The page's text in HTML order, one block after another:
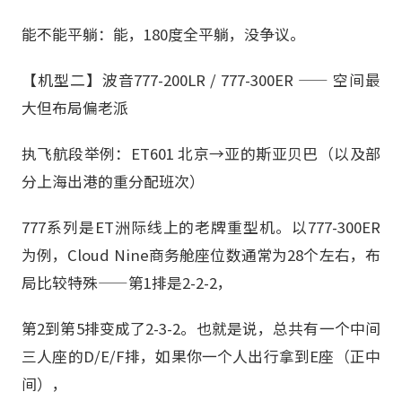
能不能平躺：能，180度全平躺，没争议。
【机型二】波音777-200LR / 777-300ER —— 空间最
大但布局偏老派
执飞航段举例：ET601 北京→亚的斯亚贝巴（以及部
分上海出港的重分配班次）
777系列是ET洲际线上的老牌重型机。以777-300ER
为例，Cloud Nine商务舱座位数通常为28个左右，布
局比较特殊——第1排是2-2-2，
第2到第5排变成了2-3-2。也就是说，总共有一个中间
三人座的D/E/F排，如果你一个人出行拿到E座（正中
间），